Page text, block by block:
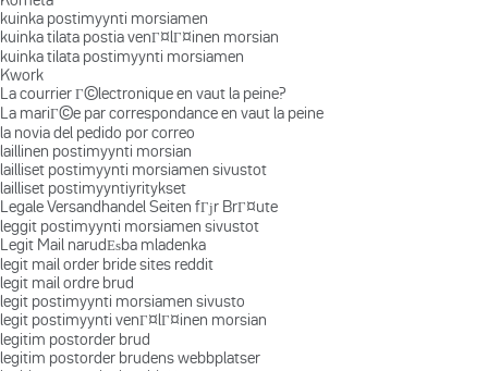
kuinka postimyynti morsiamen
kuinka tilata postia venГ¤lГ¤inen morsian
kuinka tilata postimyynti morsiamen
Kwork
La courrier Г©lectronique en vaut la peine?
La mariГ©e par correspondance en vaut la peine
la novia del pedido por correo
laillinen postimyynti morsian
lailliset postimyynti morsiamen sivustot
lailliset postimyyntiyritykset
Legale Versandhandel Seiten fГјr BrГ¤ute
leggit postimyynti morsiamen sivustot
Legit Mail narudЕѕba mladenka
legit mail order bride sites reddit
legit mail ordre brud
legit postimyynti morsiamen sivusto
legit postimyynti venГ¤lГ¤inen morsian
legitim postorder brud
legitim postorder brudens webbplatser